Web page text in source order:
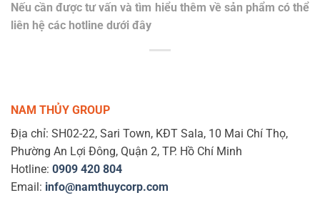
Nếu cần được tư vấn và tìm hiểu thêm về sản phẩm có thể
liên hệ các hotline dưới đây
NAM THỦY GROUP
Địa chỉ: SH02-22, Sari Town, KĐT Sala, 10 Mai Chí Thọ,
Phường An Lợi Đông, Quận 2, TP. Hồ Chí Minh
Hotline: 0909 420 804
Email: info@namthuycorp.com